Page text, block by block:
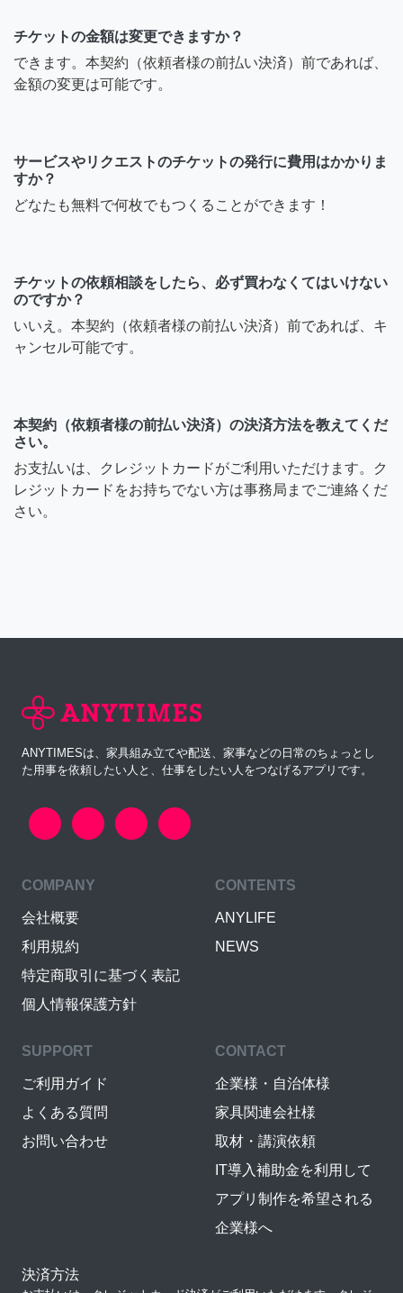
チケットの金額は変更できますか？
できます。本契約（依頼者様の前払い決済）前であれば、
金額の変更は可能です。
サービスやリクエストのチケットの発行に費用はかかりま
すか？
どなたも無料で何枚でもつくることができます！
チケットの依頼相談をしたら、必ず買わなくてはいけない
のですか？
いいえ。本契約（依頼者様の前払い決済）前であれば、キ
ャンセル可能です。
本契約（依頼者様の前払い決済）の決済方法を教えてくだ
さい。
お支払いは、クレジットカードがご利用いただけます。ク
レジットカードをお持ちでない方は事務局までご連絡くだ
さい。
ANYTIMESは、家具組み立てや配送、家事などの日常のちょっとし
た用事を依頼したい人と、仕事をしたい人をつなげるアプリです。
COMPANY
会社概要
利用規約
特定商取引に基づく表記
個人情報保護方針
CONTENTS
ANYLIFE
NEWS
SUPPORT
ご利用ガイド
よくある質問
お問い合わせ
CONTACT
企業様・自治体様
家具関連会社様
取材・講演依頼
IT導入補助金を利用して
アプリ制作を希望される
企業様へ
決済方法